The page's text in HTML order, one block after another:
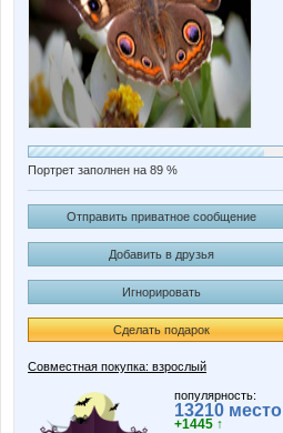
Портрет заполнен на 89 %
Отправить приватное сообщение
Добавить в друзья
Игнорировать
Сделать подарок
Совместная покупка: взрослый
популярность:
13210 место
+1445 ↑